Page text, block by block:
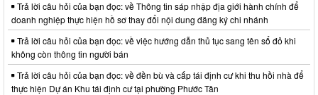
Trả lời câu hỏi của bạn đọc: về Thông tin sáp nhập địa giới hành chính để
doanh nghiệp thực hiện hồ sơ thay đổi nội dung đăng ký chi nhánh
Trả lời câu hỏi của bạn đọc: về việc hướng dẫn thủ tục sang tên sổ đỏ khi
không còn thông tin người bán
Trả lời câu hỏi của bạn đọc: về đền bù và cấp tái định cư khi thu hồi nhà để
thực hiện Dự án Khu tái định cư tại phường Phước Tân